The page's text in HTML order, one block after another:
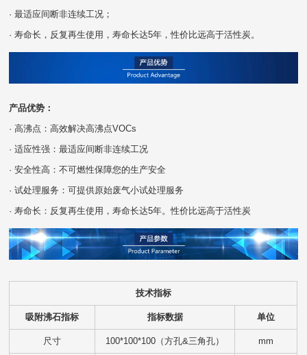
· 最适应间断非连续工况；
· 寿命长，反复再生使用，寿命长达5年，性价比远高于活性炭。
产品优势：
· 高沸点：高效解决高沸点VOCs
· 适应性强：最适应间断非连续工况
· 安全性高：不可燃性保障您的生产安全
· 试处理服务：可提供原始废气小试处理服务
· 寿命长：反复再生使用，寿命长达5年。性价比远高于活性炭
技术指标
吸附沸石指标 指标数据 单位
尺寸 100*100*100（方孔&三角孔） mm